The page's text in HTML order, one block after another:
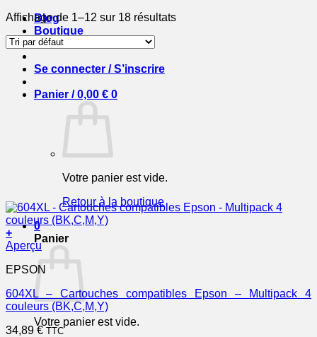
Blog
Boutique
Contact
Se connecter / S’inscrire
Panier /0,00 € 0
Votre panier est vide.
Retour à la boutique
0
Panier
Votre panier est vide.
Affichage de 1–12 sur 18 résultats
+
Aperçu
EPSON
604XL – Cartouches compatibles Epson – Multipack 4
couleurs (BK,C,M,Y)
34,89 € TTC